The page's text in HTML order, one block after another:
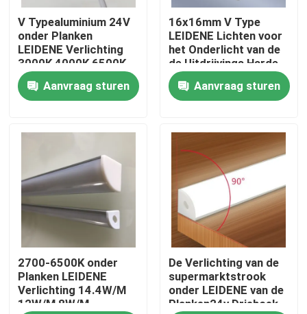
Kwaliteitscontrole
Contacteer ons
nieuws
Van de LEIDENE het Licht Neonstrook
licht van de neon het flexibele strook
De Strooklicht van het siliconeneon
V Typealuminium 24V
onder Planken
LEIDENE Verlichting
3000K 4000K 6500K
Aanvraag sturen
16x16mm V Type
LEIDENE Lichten voor
het Onderlicht van de
de Uitdrijvings Harde
Strook van het
Plankenaluminium met
Magnetisch
Aanvraag sturen
2700-6500K onder
Planken LEIDENE
Verlichting 14.4W/M
12W/M 8W/M
De Verlichting van de
supermarktstrook
onder LEIDENE van de
Planken24v Driehoek